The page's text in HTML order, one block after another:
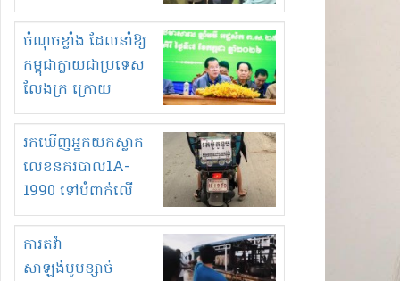
ស្តុកទំនិញគេចពន្ធ?
ខ្លាចបាក់ច្រាំងទៀត!
ចំណុចខ្លាំង ដែលនាំឱ្យ
កម្ពុជាក្លាយជាប្រទេស
លែងក្រ ក្រោយ
ឆ្នាំ២០៣០
រកឃើញអ្នកយកស្លាក
លេខនគរបាល1A-
1990 ទៅបំពាក់លើ
ម៉ូតូរបស់ខ្លួន ដាកផ្លាក
រត់ឌុបហើយ
ការតវ៉ា
សាឡង់បូមខ្សាច់